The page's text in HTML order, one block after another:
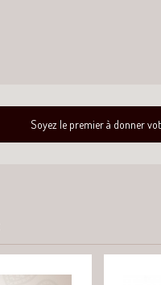
Soyez le premier à donner